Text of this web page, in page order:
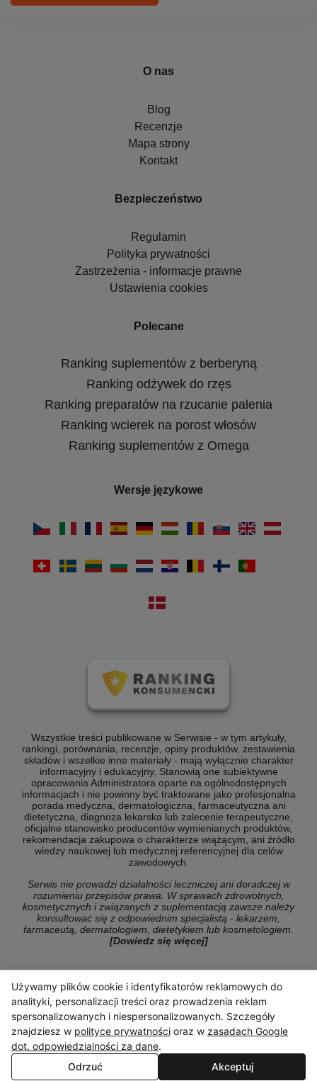
O nas
Blog
Recenzje
Mapa strony
Kontakt
Bezpieczeństwo
Regulamin
Polityka prywatności
Zastrzeżenia - informacje prawne
Ustawienia cookies
Polecane
Ranking suplementów z berberyną
Ranking odżywek do rzęs
Ranking preparatów na rzucanie palenia
Ranking wcierek na porost włosów
Ranking suplementów z Omega
Wersje językowe
Wszystkie treści publikowane w Serwisie - w tym artykuły,
rankingi, porównania, recenzje, opisy produktów, zestawienia
składów i wszelkie inne materiały - mają wyłącznie charakter
informacyjny i edukacyjny. Stanowią one subiektywne
opracowania Administratora oparte na ogólnodostępnych
informacjach i nie powinny być traktowane jako profesjonalna
porada medyczna, dermatologiczna, farmaceutyczna ani
dietetyczna, diagnoza lekarska lub zalecenie terapeutyczne,
oficjalne stanowisko producentów wymienianych produktów,
rekomendacja zakupowa o charakterze wiążącym, ani źródło
wiedzy naukowej lub medycznej referencyjnej dla celów
zawodowych.
Serwis nie prowadzi działalności leczniczej ani doradczej w
rozumieniu przepisów prawa. W sprawach zdrowotnych,
kosmetycznych i związanych z suplementacją zawsze należy
konsultować się z odpowiednim specjalistą - lekarzem,
farmaceutą, dermatologiem, dietetykiem lub kosmetologiem.
[Dowiedz się więcej]
© Copyright 2026 ranking-konsumencki.pl
Używamy plików cookie i identyfikatorów reklamowych do
analityki, personalizacji treści oraz prowadzenia reklam
spersonalizowanych i niespersonalizowanych. Szczegóły
znajdziesz w polityce prywatności oraz w zasadach Google
dot. odpowiedzialności za dane.
Odrzuć
Akceptuj